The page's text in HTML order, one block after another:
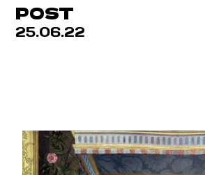
POST
25.06.22